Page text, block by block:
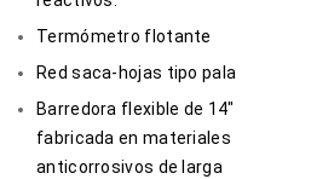
Termómetro flotante
Red saca-hojas tipo pala
Barredora flexible de 14″
fabricada en materiales
anticorrosivos de larga